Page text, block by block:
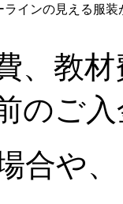
インの見える服
、教
のご
合や